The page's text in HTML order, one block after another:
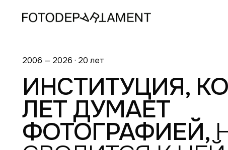
2006 — 2026 · 20 лет
ИНСТИТУЦИЯ,
ЛЕТ ДУМАЕТ
ФОТОГРАФИЕЙ,